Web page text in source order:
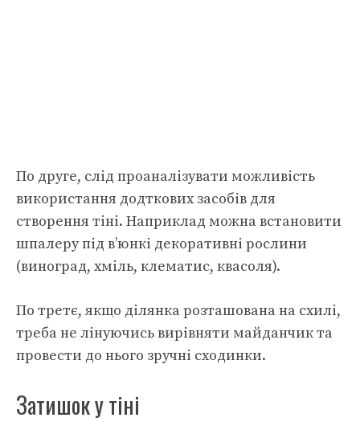
По друге, слід проаналізувати можливість
використання додткових засобів для
створення тіні. Наприклад можна встановити
шпалеру під в’юнкі декоративні рослини
(виноград, хміль, клематис, квасоля).
По третє, якщо ділянка розташована на схилі,
треба не лінуючись вирівняти майданчик та
провести до нього зручні сходинки.
Затишок у тіні